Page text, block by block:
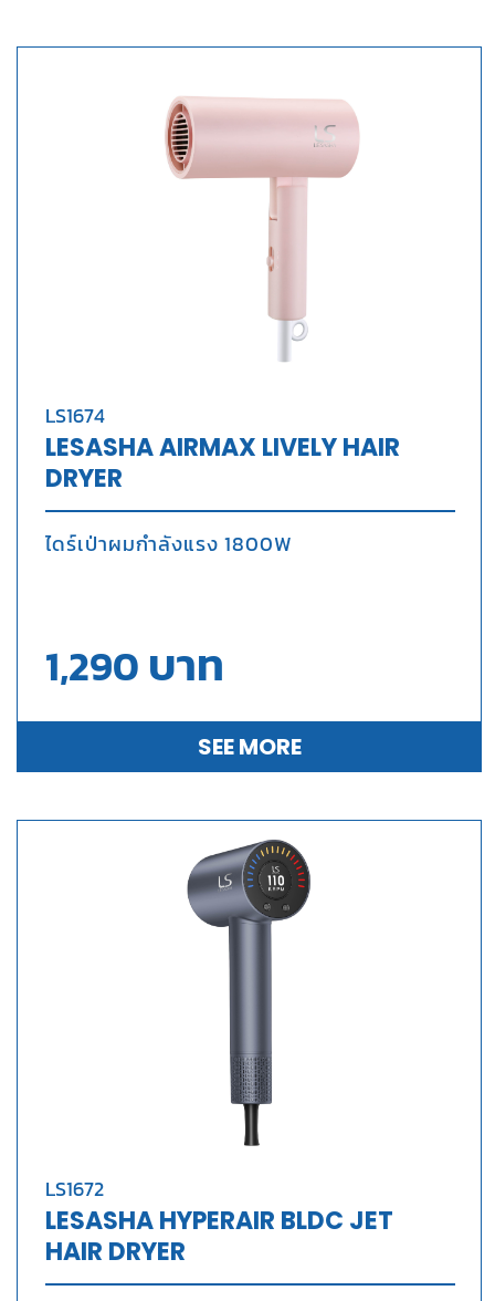
LS1674
LESASHA AIRMAX LIVELY HAIR
DRYER
ไดร์เป่าผมกำลังแรง 1800W
1,290 บาท
SEE MORE
LS1672
LESASHA HYPERAIR BLDC JET
HAIR DRYER